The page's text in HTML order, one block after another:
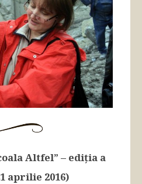
Altfel” – ediția a
aprilie 2016)